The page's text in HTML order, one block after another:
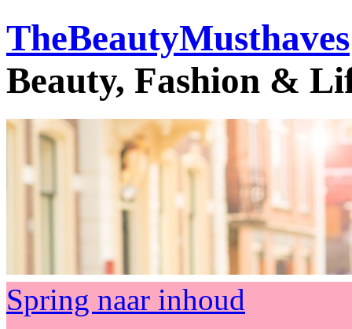
TheBeautyMusthaves
Beauty, Fashion &
Spring naar inhoud